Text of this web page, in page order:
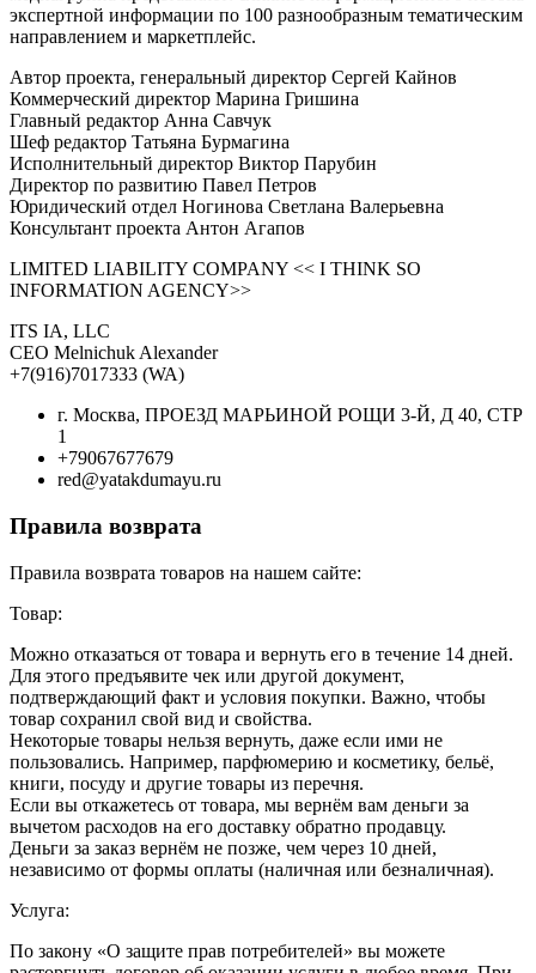
экспертной информации по 100 разнообразным тематическим
направлением и маркетплейс.
Автор проекта, генеральный директор Сергей Кайнов
Коммерческий директор Марина Гришина
Главный редактор Анна Савчук
Шеф редактор Татьяна Бурмагина
Исполнительный директор Виктор Парубин
Директор по развитию Павел Петров
Юридический отдел Ногинова Светлана Валерьевна
Консультант проекта Антон Агапов
LIMITED LIABILITY COMPANY << I THINK SO
INFORMATION AGENCY>>
ITS IA, LLC
CEO Melnichuk Alexander
+7(916)7017333 (WA)
г. Москва, ПРОЕЗД МАРЬИНОЙ РОЩИ 3-Й, Д 40, СТР
1
+79067677679
red@yatakdumayu.ru
Правила возврата
Правила возврата товаров на нашем сайте:
Товар:
Можно отказаться от товара и вернуть его в течение 14 дней.
Для этого предъявите чек или другой документ,
подтверждающий факт и условия покупки. Важно, чтобы
товар сохранил свой вид и свойства.
Некоторые товары нельзя вернуть, даже если ими не
пользовались. Например, парфюмерию и косметику, бельё,
книги, посуду и другие товары из перечня.
Если вы откажетесь от товара, мы вернём вам деньги за
вычетом расходов на его доставку обратно продавцу.
Деньги за заказ вернём не позже, чем через 10 дней,
независимо от формы оплаты (наличная или безналичная).
Услуга:
По закону «О защите прав потребителей» вы можете